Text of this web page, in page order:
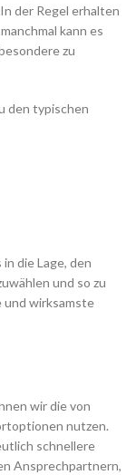
der Regel erhalten
kann es
zu
den typischen
die Lage, den
und so zu
und wirksamste
wir die von
nutzen.
schnellere
Ansprechpartnern,